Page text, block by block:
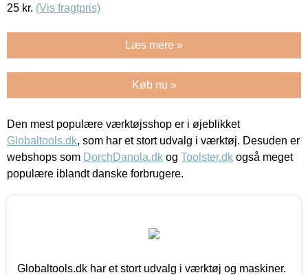
25 kr. (Vis fragtpris)
Læs mere »
Køb nu »
Den mest populære værktøjsshop er i øjeblikket
Globaltools.dk, som har et stort udvalg i værktøj. Desuden er
webshops som DorchDanola.dk og Toolster.dk også meget
populære iblandt danske forbrugere.
Globaltools.dk har et stort udvalg i værktøj og maskiner.